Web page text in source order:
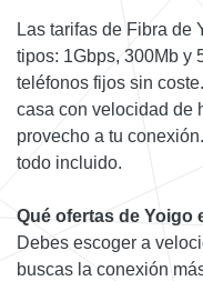
Las tarifas de Fibra de
tipos: 1Gbps, 300Mb y
teléfonos fijos sin
casa con velocidad de
provecho a tu
todo incluido.
Qué ofertas de Yoigo
Debes escoger a
buscas la conexión